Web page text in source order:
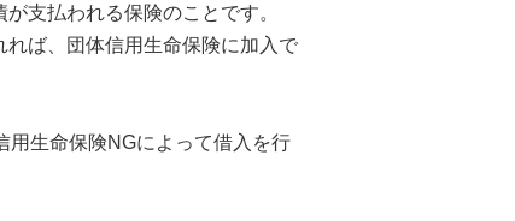
支払われる保険のことです。
ば、団体信用生命保険に加入で
用生命保険NGによって借入を行